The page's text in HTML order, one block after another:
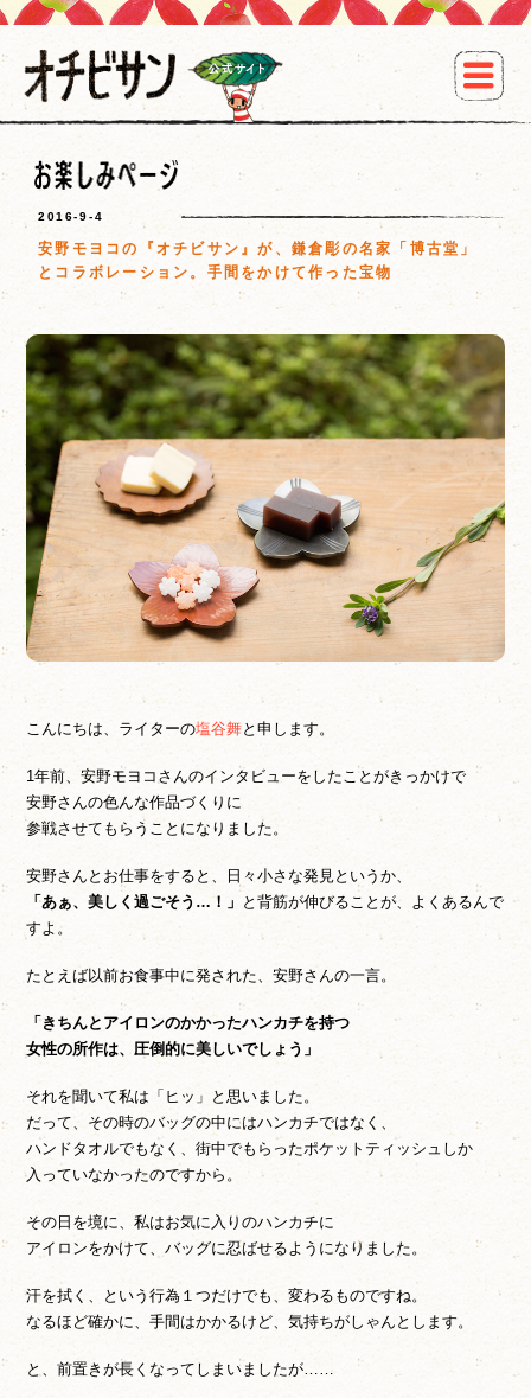
2016-9-4
安野モヨコの『オチビサン』が、鎌倉彫の名家「博古堂」
とコラボレーション。手間をかけて作った宝物
こんにちは、ライターの塩谷舞と申します。
1年前、安野モヨコさんのインタビューをしたことがきっかけで
安野さんの色んな作品づくりに
参戦させてもらうことになりました。
安野さんとお仕事をすると、日々小さな発見というか、
「あぁ、美しく過ごそう…！」 と背筋が伸びることが、よくあるんで
すよ。
たとえば以前お食事中に発された、安野さんの一言。
「きちんとアイロンのかかったハンカチを持つ
女性の所作は、圧倒的に美しいでしょう」
それを聞いて私は「ヒッ」と思いました。
だって、その時のバッグの中にはハンカチではなく、
ハンドタオルでもなく、街中でもらったポケットティッシュしか
入っていなかったのですから。
その日を境に、私はお気に入りのハンカチに
アイロンをかけて、バッグに忍ばせるようになりました。
汗を拭く、という行為１つだけでも、変わるものですね。
なるほど確かに、手間はかかるけど、気持ちがしゃんとします。
と、前置きが長くなってしまいましたが……